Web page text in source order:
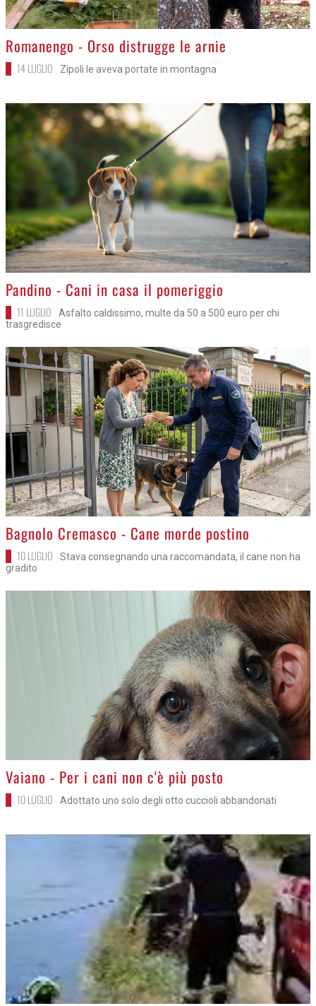
>
Romanengo - Orso distrugge le arnie
14 LUGLIO Zipoli le aveva portate in montagna
>
Pandino - Cani in casa il pomeriggio
11 LUGLIO
Asfalto caldissimo, multe da 50 a 500 euro per chi
trasgredisce
>
Bagnolo Cremasco - Cane morde postino
10 LUGLIO
Stava consegnando una raccomandata, il cane non ha
gradito
>
Vaiano - Per i cani non c'è più posto
10 LUGLIO Adottato uno solo degli otto cuccioli abbandonati